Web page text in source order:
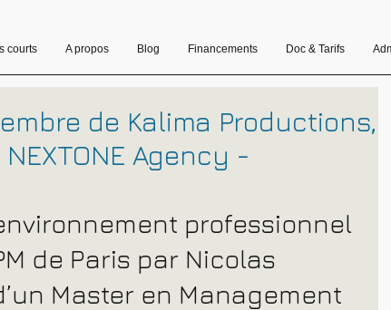
courts A propos Blog Financements Doc & Tarifs
de Kalima Productions,
Agency -
professionnel
de Paris par Nicolas
Master en Management